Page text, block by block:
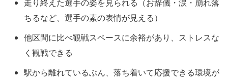
走り終えた選手の姿を見られる（お辞儀・涙・崩れ落
ちるなど、選手の素の表情が見える）
他区間に比べ観戦スペースに余裕があり、ストレスな
く観戦できる
駅から離れているぶん、落ち着いて応援できる環境が